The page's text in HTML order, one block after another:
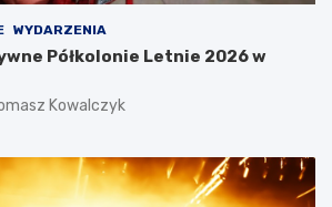
WYDARZENIA
Półkolonie Letnie 2026 w
Kowalczyk